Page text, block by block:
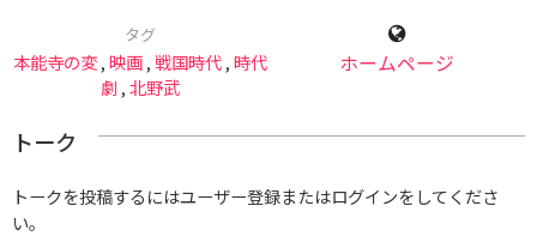
タグ
本能寺の変,映画,戦国時代,時代
劇 ,北野武
ホームページ
トーク
トークを投稿するにはユーザー登録またはログインをしてくださ
い。